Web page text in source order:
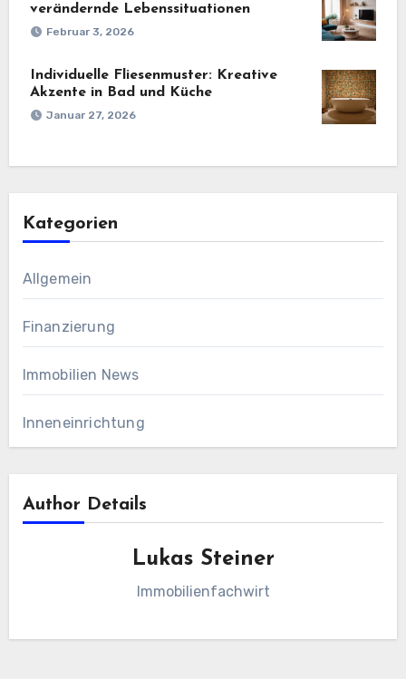
verändernde Lebenssituationen
Februar 3, 2026
Individuelle Fliesenmuster: Kreative
Akzente in Bad und Küche
Januar 27, 2026
Kategorien
Allgemein
Finanzierung
Immobilien News
Inneneinrichtung
Author Details
Lukas Steiner
Immobilienfachwirt